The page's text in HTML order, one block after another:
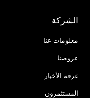
الشركة
معلومات عنا
عروضنا
غرفة الأخبار
المستثمرون